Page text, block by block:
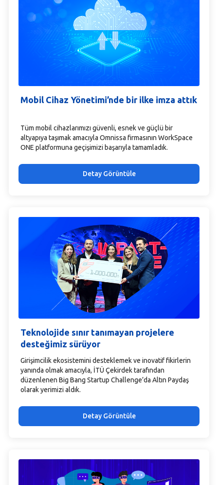
Mobil Cihaz Yönetimi’nde bir ilke imza attık
Tüm mobil cihazlarımızı güvenli, esnek ve güçlü bir
altyapıya taşımak amacıyla Omnissa firmasının WorkSpace
ONE platformuna geçişimizi başarıyla tamamladık.
Detay Görüntüle
Teknolojide sınır tanımayan projelere
desteğimiz sürüyor
Girişimcilik ekosistemini desteklemek ve inovatif fikirlerin
yanında olmak amacıyla, İTÜ Çekirdek tarafından
düzenlenen Big Bang Startup Challenge’da Altın Paydaş
olarak yerimizi aldık.
Detay Görüntüle